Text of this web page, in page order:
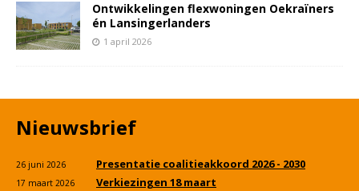
Ontwikkelingen flexwoningen Oekraïners
én Lansingerlanders
1 april 2026
Nieuwsbrief
26 juni 2026 Presentatie coalitieakkoord 2026 - 2030
17 maart 2026 Verkiezingen 18 maart